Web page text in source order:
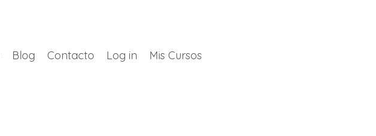
Blog Contacto Log in Mis Cursos